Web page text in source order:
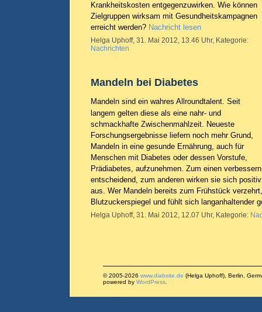
Krankheitskosten entgegenzuwirken. Wie können
Zielgruppen wirksam mit Gesundheitskampagnen
erreicht werden? Nachricht lesen
Helga Uphoff, 31. Mai 2012, 13.46 Uhr, Kategorie:
Nachrichten
Mandeln bei Diabetes
Mandeln sind ein wahres Allroundtalent. Seit
langem gelten diese als eine nahr- und
schmackhafte Zwischenmahlzeit. Neueste
Forschungsergebnisse liefern noch mehr Grund,
Mandeln in eine gesunde Ernährung, auch für
Menschen mit Diabetes oder dessen Vorstufe,
Prädiabetes, aufzunehmen. Zum einen
entscheidend, zum anderen wirken sie sich
aus. Wer Mandeln bereits zum Frühstück
Blutzuckerspiegel und fühlt sich langanhaltender
Helga Uphoff, 31. Mai 2012, 12.07 Uhr, Kategorie:
© 2005-2026 www.diabsite.de (Helga Uphoff), Berlin,
powered by WordPress.